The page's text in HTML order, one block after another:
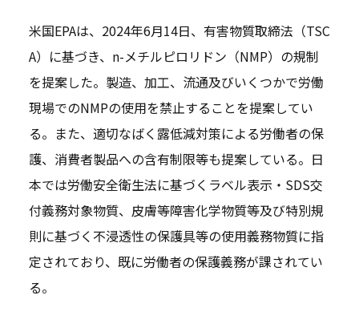
米国EPAは、2024年6月14日、有害物質取締法（TSC
A）に基づき、n-メチルピロリドン（NMP）の規制
を提案した。製造、加工、流通及びいくつかで労働
現場でのNMPの使用を禁止することを提案してい
る。また、適切なばく露低減対策による労働者の保
護、消費者製品への含有制限等も提案している。日
本では労働安全衛生法に基づくラベル表示・SDS交
付義務対象物質、皮膚等障害化学物質等及び特別規
則に基づく不浸透性の保護具等の使用義務物質に指
定されており、既に労働者の保護義務が課されてい
る。